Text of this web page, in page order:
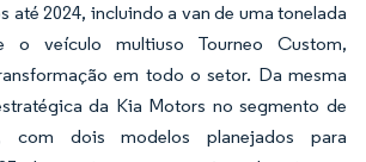
até 2024, incluindo a van de uma tonelada
o veículo multiuso Tourneo Custom,
em todo o setor. Da mesma
da Kia Motors no segmento de
com dois modelos planejados para